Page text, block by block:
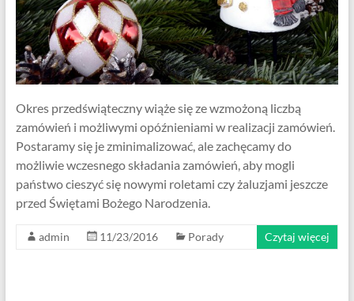
Okres przedświąteczny wiąże się ze wzmożoną liczbą
zamówień i możliwymi opóźnieniami w realizacji zamówień.
Postaramy się je zminimalizować, ale zachęcamy do
możliwie wczesnego składania zamówień, aby mogli
państwo cieszyć się nowymi roletami czy żaluzjami jeszcze
przed Świętami Bożego Narodzenia.
admin 11/23/2016 Porady Czytaj więcej